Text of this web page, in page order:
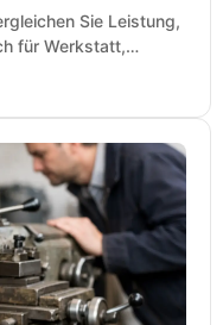
Sie Leistung,
für Werkstatt,